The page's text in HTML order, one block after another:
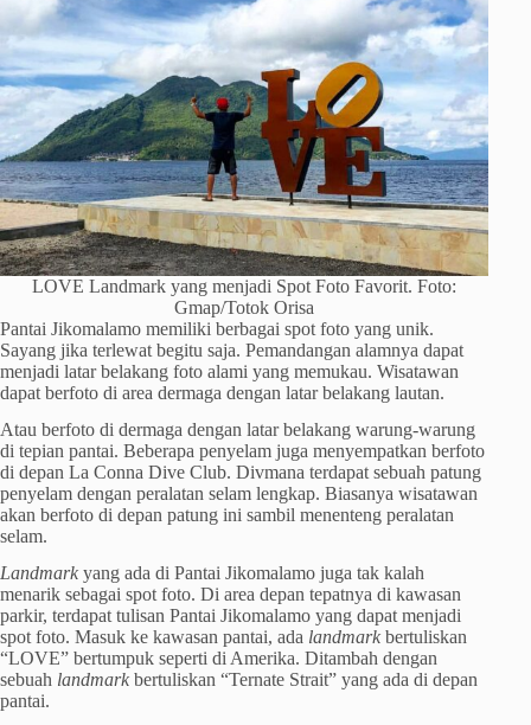
LOVE Landmark yang menjadi Spot Foto Favorit. Foto:
Gmap/Totok Orisa
Pantai Jikomalamo memiliki berbagai spot foto yang unik.
Sayang jika terlewat begitu saja. Pemandangan alamnya dapat
menjadi latar belakang foto alami yang memukau. Wisatawan
dapat berfoto di area dermaga dengan latar belakang lautan.
Atau berfoto di dermaga dengan latar belakang warung-warung
di tepian pantai. Beberapa penyelam juga menyempatkan berfoto
di depan La Conna Dive Club. Divmana terdapat sebuah patung
penyelam dengan peralatan selam lengkap. Biasanya wisatawan
akan berfoto di depan patung ini sambil menenteng peralatan
selam.
Landmark yang ada di Pantai Jikomalamo juga tak kalah
menarik sebagai spot foto. Di area depan tepatnya di kawasan
parkir, terdapat tulisan Pantai Jikomalamo yang dapat menjadi
spot foto. Masuk ke kawasan pantai, ada landmark bertuliskan
“LOVE” bertumpuk seperti di Amerika. Ditambah dengan
sebuah landmark bertuliskan “Ternate Strait” yang ada di depan
pantai.